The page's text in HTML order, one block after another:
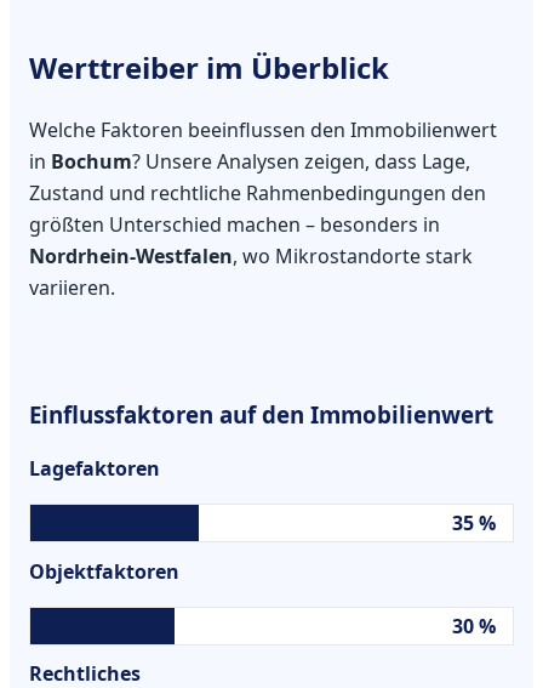
Werttreiber im Überblick
Welche Faktoren beeinflussen den Immobilienwert
in Bochum? Unsere Analysen zeigen, dass Lage,
Zustand und rechtliche Rahmenbedingungen den
größten Unterschied machen – besonders in
Nordrhein-Westfalen, wo Mikrostandorte stark
variieren.
Einflussfaktoren auf den Immobilienwert
Lagefaktoren
35 %
Objektfaktoren
30 %
Rechtliches